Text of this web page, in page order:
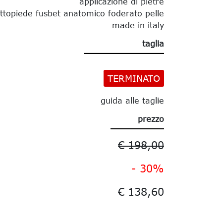
fusbet anatomico foderato pelle
made in italy
taglia
TERMINATO
guida alle taglie
prezzo
€ 198,00
- 30%
€ 138,60